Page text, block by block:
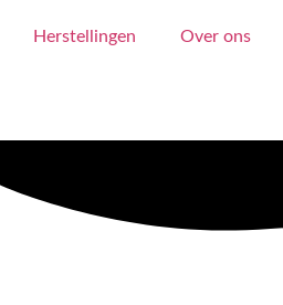
Herstellingen Over ons